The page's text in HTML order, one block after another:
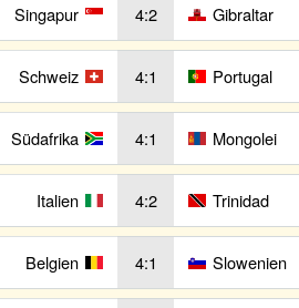
Singapur 4:2 Gibraltar
Schweiz 4:1 Portugal
Südafrika 4:1 Mongolei
Italien 4:2 Trinidad
Belgien 4:1 Slowenien